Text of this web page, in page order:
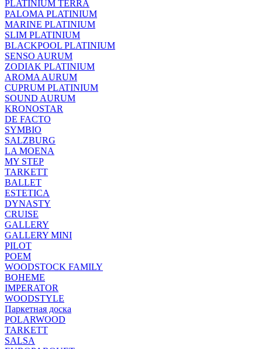
PLATINIUM TERRA
PALOMA PLATINIUM
MARINE PLATINIUM
SLIM PLATINIUM
BLACKPOOL PLATINIUM
SENSO AURUM
ZODIAK PLATINIUM
AROMA AURUM
CUPRUM PLATINIUM
SOUND AURUM
KRONOSTAR
DE FACTO
SYMBIO
SALZBURG
LA MOENA
MY STEP
TARKETT
BALLET
ESTETICA
DYNASTY
CRUISE
GALLERY
GALLERY MINI
PILOT
POEM
WOODSTOCK FAMILY
BOHEME
IMPERATOR
WOODSTYLE
Паркетная доска
POLARWOOD
TARKETT
SALSA